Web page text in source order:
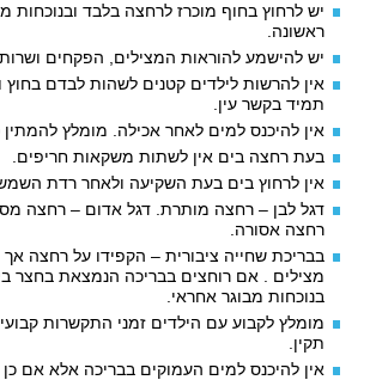
יש לרחוץ בחוף מוכרז לרחצה בלבד ובנוכחות
ראשונה.
יש להישמע להוראות המצילים, הפקחים
אין להרשות לילדים קטנים לשהות לבדם בחוץ
תמיד בקשר עין.
אין להיכנס למים לאחר אכילה. מומלץ להמתין כ 1/2 שעה
בעת רחצה בים אין לשתות משקאות חריפים.
אין לרחוץ בים בעת השקיעה ולאחר רדת
דגל לבן – רחצה מותרת. דגל אדום – רחצה
רחצה אסורה.
בבריכת שחייה ציבורית – הקפידו על רחצה
מצילים . אם רוחצים בבריכה הנמצאת בחצר
בנוכחות מבוגר אחראי.
מומלץ לקבוע עם הילדים זמני התקשרות
תקין.
אין להיכנס למים העמוקים בבריכה אלא אם כן